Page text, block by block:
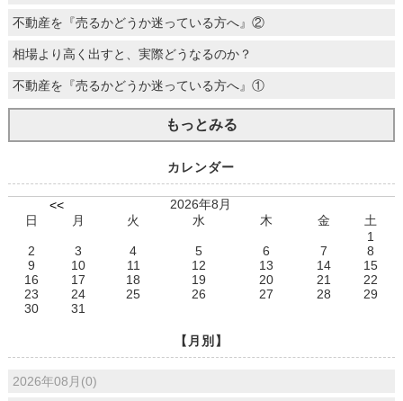
不動産を『売るかどうか迷っている方へ』②
相場より高く出すと、実際どうなるのか？
不動産を『売るかどうか迷っている方へ』①
もっとみる
カレンダー
<<
2026年8月
日
月 火 水 木 金
土
1
2
3 4 5 6 7
8
9
10 11 12 13 14
15
16
17 18 19 20 21
22
23
24 25 26 27 28
29
30
31
【月別】
2026年08月(0)